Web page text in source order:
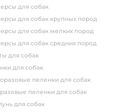
для собак
для собак крупных пород
для собак мелких пород
для собак средних пород
для собак
для собак
пеленки для собак
пеленки для собак
для собак